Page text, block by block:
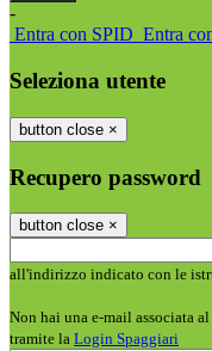
-
Entra con SPID Entra
Seleziona utente
button close ×
Recupero password
button close ×
all'indirizzo indicato con le
Non hai una e-mail associata
tramite la Login Spaggiari